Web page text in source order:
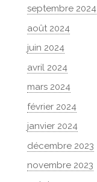
septembre 2024
août 2024
juin 2024
avril 2024
mars 2024
février 2024
janvier 2024
décembre 2023
novembre 2023